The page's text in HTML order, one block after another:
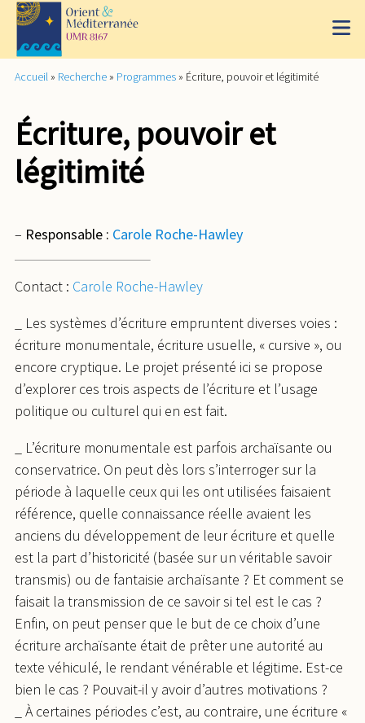
Accueil » Recherche » Programmes » Écriture, pouvoir et légitimité
Écriture, pouvoir et
légitimité
– Responsable : Carole Roche-Hawley
Contact : Carole Roche-Hawley
_ Les systèmes d’écriture empruntent diverses voies :
écriture monumentale, écriture usuelle, « cursive », ou
encore cryptique. Le projet présenté ici se propose
d’explorer ces trois aspects de l’écriture et l’usage
politique ou culturel qui en est fait.
_ L’écriture monumentale est parfois archaïsante ou
conservatrice. On peut dès lors s’interroger sur la
période à laquelle ceux qui les ont utilisées faisaient
référence, quelle connaissance réelle avaient les
anciens du développement de leur écriture et quelle
est la part d’historicité (basée sur un véritable savoir
transmis) ou de fantaisie archaïsante ? Et comment se
faisait la transmission de ce savoir si tel est le cas ?
Enfin, on peut penser que le but de ce choix d’une
écriture archaïsante était de prêter une autorité au
texte véhiculé, le rendant vénérable et légitime. Est-ce
bien le cas ? Pouvait-il y avoir d’autres motivations ?
_ À certaines périodes c’est, au contraire, une écriture «